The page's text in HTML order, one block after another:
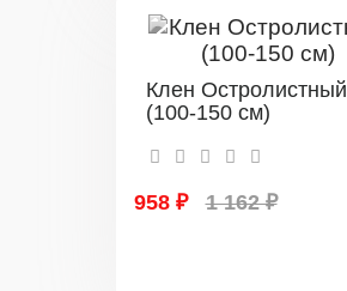
Клен Остролистный
(100-150 см)
958 ₽ 1 162 ₽